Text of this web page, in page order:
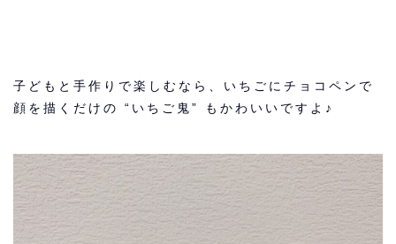
子どもと手作りで楽しむなら、いちごにチョコペンで
顔を描くだけの “いちご鬼” もかわいいですよ♪